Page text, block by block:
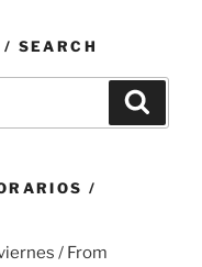
/ SEARCH
/
/ From